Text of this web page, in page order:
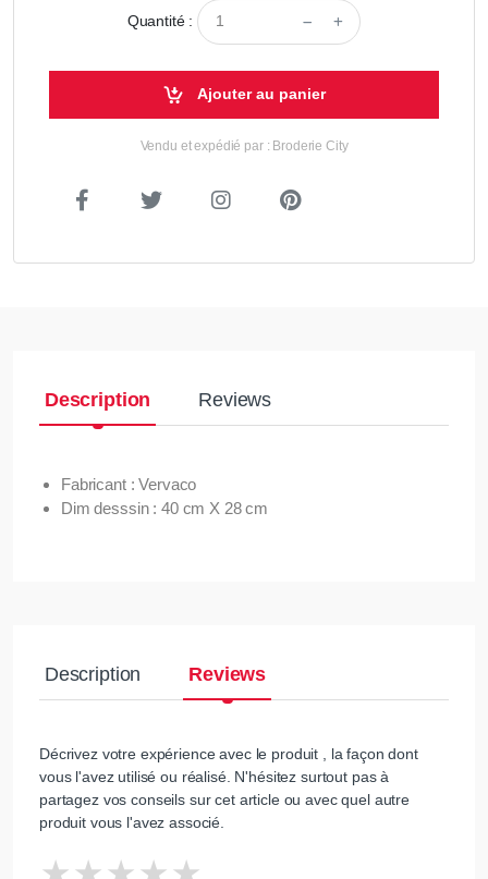
Quantité :
Ajouter au panier
Vendu et expédié par : Broderie City
Description Reviews
Fabricant : Vervaco
Dim desssin : 40 cm X 28 cm
Description Reviews
Décrivez votre expérience avec le produit , la façon dont
vous l'avez utilisé ou réalisé. N'hésitez surtout pas à
partagez vos conseils sur cet article ou avec quel autre
produit vous l'avez associé.